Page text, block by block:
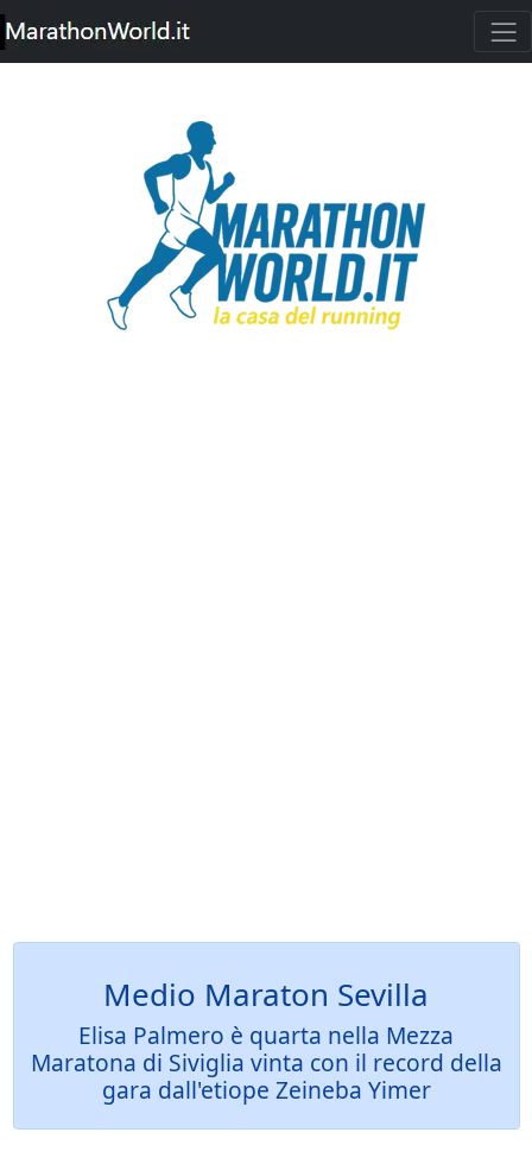
Medio Maraton Sevilla
Elisa Palmero è quarta nella Mezza
Maratona di Siviglia vinta con il record della
gara dall'etiope Zeineba Yimer